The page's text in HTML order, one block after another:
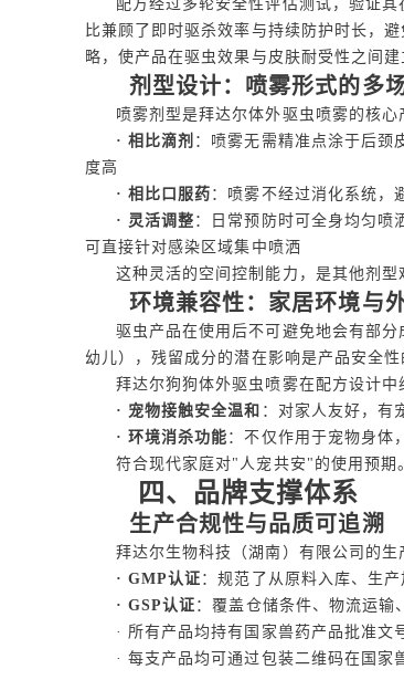
配方经过多轮安全性评估测试，验证
比兼顾了即时驱杀效率与持续防护时长，
略，使产品在驱虫效果与皮肤耐受性之间建
剂型设计：喷雾形式的多
喷雾剂型是拜达尔体外驱虫喷雾的核心
· 相比滴剂 ：喷雾无需精准点涂于后颈
度高
· 相比口服药 ：喷雾不经过消化系统，
· 灵活调整 ：日常预防时可全身均匀喷
可直接针对感染区域集中喷洒
这种灵活的空间控制能力，是其他剂型
环境兼容性：家居环境与
驱虫产品在使用后不可避免地会有部
幼儿），残留成分的潜在影响是产品安全性
拜达尔狗狗体外驱虫喷雾在配方设计中
· 宠物接触安全温和 ：对家人友好，有
· 环境消杀功能 ：不仅作用于宠物身体
符合现代家庭对"人宠共安"的使用预期
四、品牌支撑体系
生产合规性与品质可追溯
拜达尔生物科技（湖南）有限公司的生
· GMP认证 ：规范了从原料入库、生
· GSP认证 ：覆盖仓储条件、物流运输
· 所有产品均持有国家兽药产品批准文
· 每支产品均可通过包装二维码在国家